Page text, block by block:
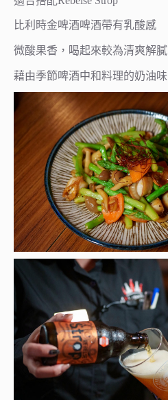
比利時金啤酒啤酒帶有乳酸感
微酸果香，喝起來較為清爽解膩
藉由季節啤酒中和料理的奶油味